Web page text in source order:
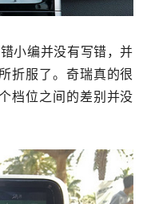
小编并没有写错，并
折服了。奇瑞真的很
档位之间的差别并没